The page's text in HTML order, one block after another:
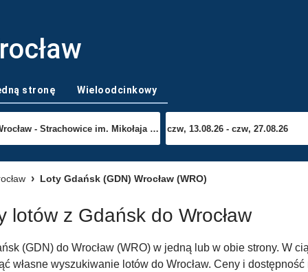
stronę Wieloodcinkowy
Loty Gdańsk (GDN) Wrocław (WRO)
lotów z Gdańsk do Wrocław
(GDN) do Wrocław (WRO) w jedną lub w obie strony. W
własne wyszukiwanie lotów do Wrocław. Ceny i